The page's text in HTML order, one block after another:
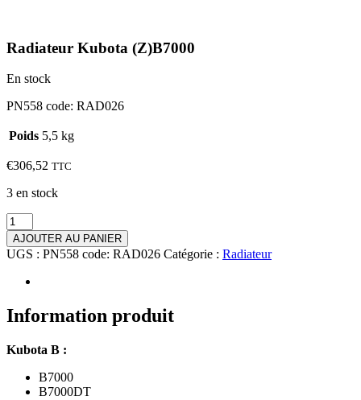
Radiateur Kubota (Z)B7000
En stock
PN558 code: RAD026
Poids 5,5 kg
€306,52 TTC
3 en stock
quantité
de
Radiateur
Kubota
(Z)B7000
AJOUTER AU PANIER
UGS : PN558 code: RAD026 Catégorie : Radiateur
Information produit
Kubota B :
B7000
B7000DT